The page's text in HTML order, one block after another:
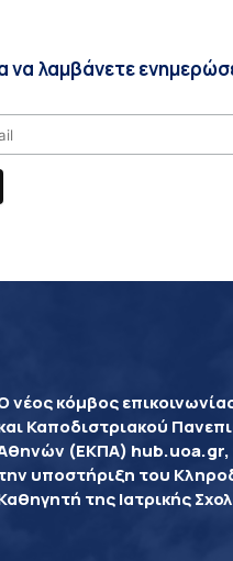
να λαμβάνετε
νέος κόμβος
Καποδιστριακού
(ΕΚΠΑ) hub.uoa.gr,
υποστήριξη του
της Ιατρικής